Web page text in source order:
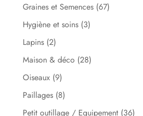
Graines et Semences (67)
Hygiène et soins (3)
Lapins (2)
Maison & déco (28)
Oiseaux (9)
Paillages (8)
Petit outillage / Equipement (36)